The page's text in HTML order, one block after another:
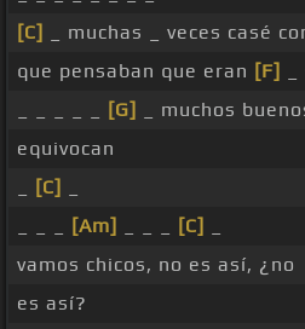
[C]
_ muchas _ veces casé
que pensaban que eran [F]
[G]
_ muchos
equivocan
[C]
[Am] [C]
vamos chicos, no es así, ¿no
es así?